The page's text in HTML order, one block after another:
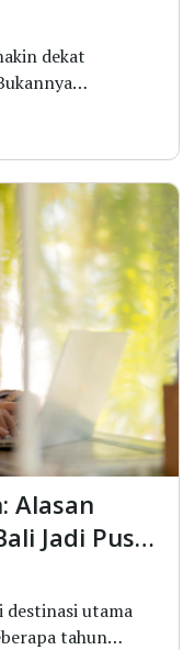
Alasan
Jadi Pusat
destinasi utama
tahun